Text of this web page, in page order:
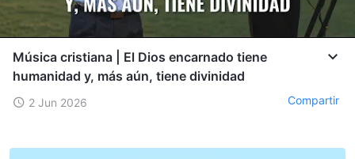
Música cristiana | El Dios encarnado tiene
humanidad y, más aún, tiene divinidad
2 Jun 2026 Compartir